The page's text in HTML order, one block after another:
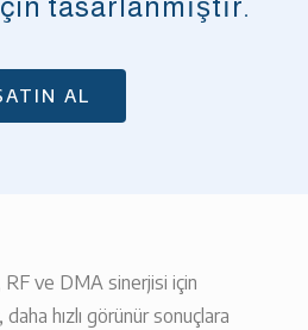
tasarlanmıştır.
AL
ve DMA sinerjisi için
hızlı görünür sonuçlara